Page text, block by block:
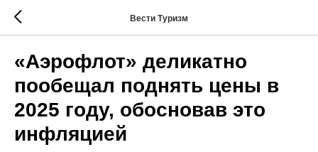
Вести Туризм
«Аэрофлот» деликатно
пообещал поднять цены в
2025 году, обосновав это
инфляцией